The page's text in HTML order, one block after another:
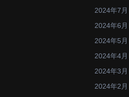
2024年7月
2024年6月
2024年5月
2024年4月
2024年3月
2024年2月